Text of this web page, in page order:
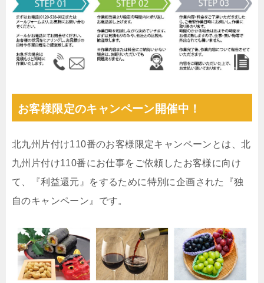
お客様限定のキャンペーン開催中！
北九州片付け110番のお客様限定キャンペーンとは、北
九州片付け110番にお仕事をご依頼したお客様に向け
て、『利益還元』をするために特別に企画された『独
自のキャンペーン』です。